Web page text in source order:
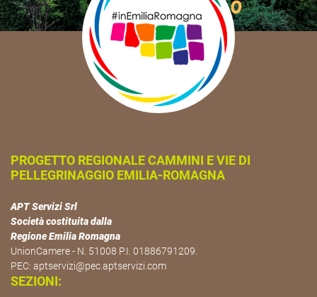
PROGETTO REGIONALE CAMMINI E VIE DI
PELLEGRINAGGIO EMILIA-ROMAGNA
APT Servizi Srl
Società costituita dalla
Regione Emilia Romagna
UnionCamere - N. 51008 P.I. 01886791209.
PEC: aptservizi@pec.aptservizi.com
SEZIONI: